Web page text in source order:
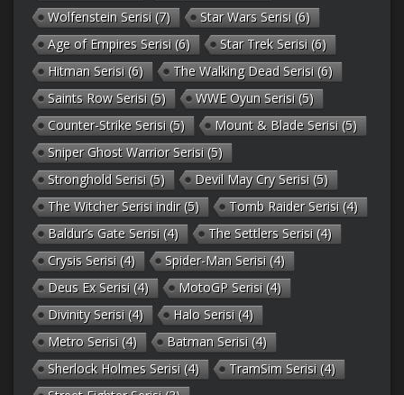
Wolfenstein Serisi (7) Star Wars Serisi (6)
Age of Empires Serisi (6) Star Trek Serisi (6)
Hitman Serisi (6) The Walking Dead Serisi (6)
Saints Row Serisi (5) WWE Oyun Serisi (5)
Counter-Strike Serisi (5) Mount & Blade Serisi (5)
Sniper Ghost Warrior Serisi (5)
Stronghold Serisi (5) Devil May Cry Serisi (5)
The Witcher Serisi indir(5) Tomb Raider Serisi (4)
Baldur’s Gate Serisi (4) The Settlers Serisi (4)
Crysis Serisi (4) Spider-Man Serisi (4)
Deus Ex Serisi (4) MotoGP Serisi (4)
Divinity Serisi (4) Halo Serisi (4)
Metro Serisi (4) Batman Serisi (4)
Sherlock Holmes Serisi (4) TramSim Serisi (4)